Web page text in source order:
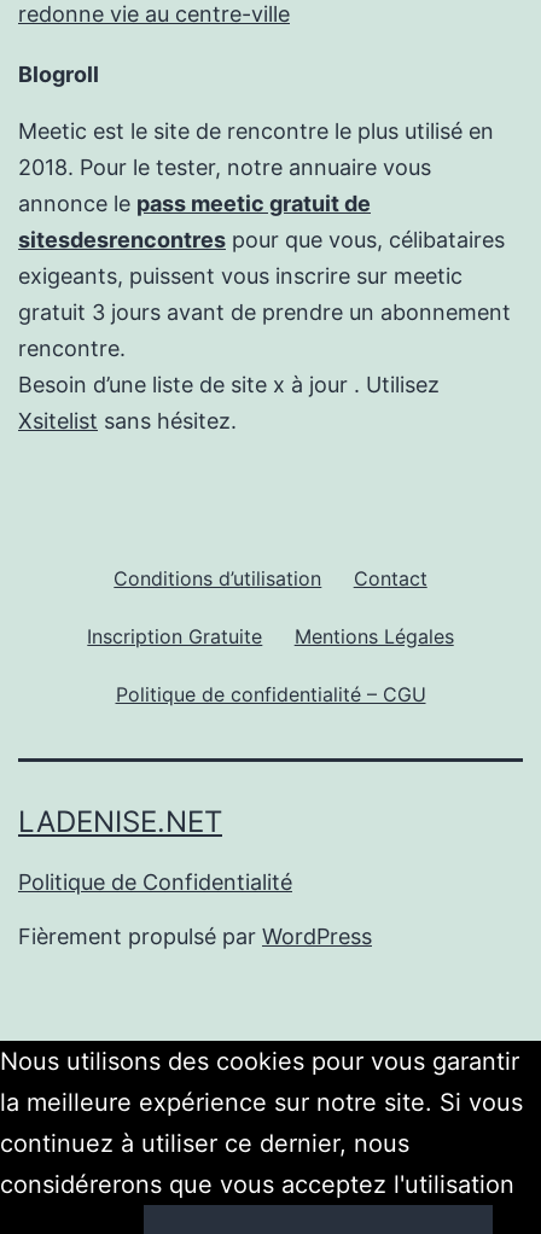
redonne vie au centre-ville
Blogroll
Meetic est le site de rencontre le plus utilisé en
2018. Pour le tester, notre annuaire vous
annonce le pass meetic gratuit de
sitesdesrencontres pour que vous, célibataires
exigeants, puissent vous inscrire sur meetic
gratuit 3 jours avant de prendre un abonnement
rencontre.
Besoin d’une liste de site x à jour . Utilisez
Xsitelist sans hésitez.
Conditions d’utilisation Contact
Inscription Gratuite Mentions Légales
Politique de confidentialité – CGU
LADENISE.NET
Politique de Confidentialité
Fièrement propulsé par WordPress
Nous utilisons des cookies pour vous garantir
la meilleure expérience sur notre site. Si vous
continuez à utiliser ce dernier, nous
considérerons que vous acceptez l'utilisation